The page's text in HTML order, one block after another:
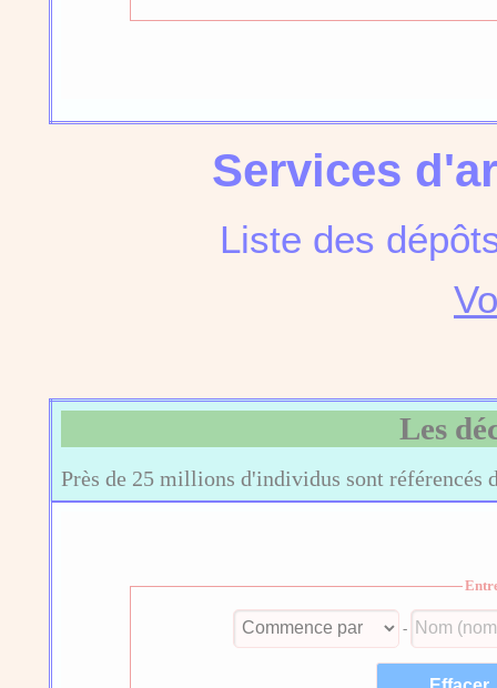
Services
Liste des
Les
Près de 25 millions d'individus sont référencés
-